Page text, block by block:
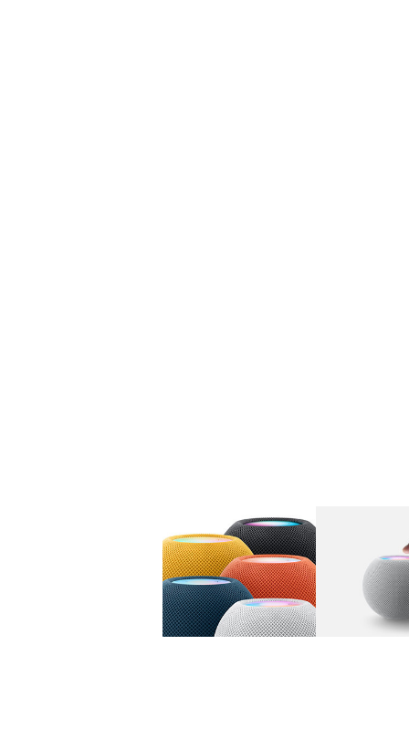
图库 图像 1